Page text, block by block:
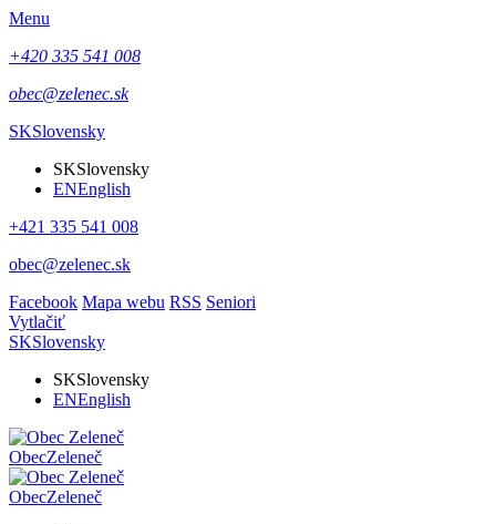
Menu
+420 335 541 008
obec@zelenec.sk
SKSlovensky
SKSlovensky
ENEnglish
+421 335 541 008
obec@zelenec.sk
Facebook Mapa webu RSS Seniori
Vytlačiť
SKSlovensky
SKSlovensky
ENEnglish
ObecZeleneč
ObecZeleneč